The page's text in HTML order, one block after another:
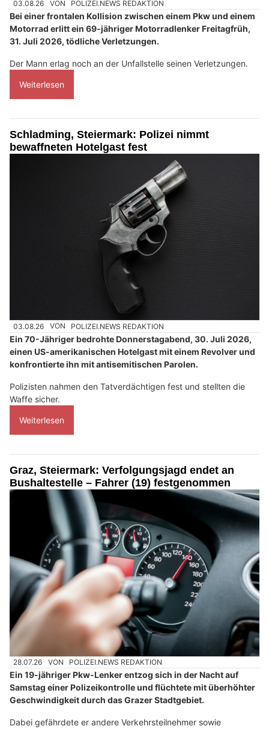
03.08.26 VON POLIZEI.NEWS REDAKTION
Bei einer frontalen Kollision zwischen einem Pkw und einem
Motorrad erlitt ein 69-jähriger Motorradlenker Freitagfrüh,
31. Juli 2026, tödliche Verletzungen.
Der Mann erlag noch an der Unfallstelle seinen Verletzungen.
Weiterlesen
Schladming, Steiermark: Polizei nimmt
bewaffneten Hotelgast fest
03.08.26 VON POLIZEI.NEWS REDAKTION
Ein 70-Jähriger bedrohte Donnerstagabend, 30. Juli 2026,
einen US-amerikanischen Hotelgast mit einem Revolver und
konfrontierte ihn mit antisemitischen Parolen.
Polizisten nahmen den Tatverdächtigen fest und stellten die
Waffe sicher.
Weiterlesen
Graz, Steiermark: Verfolgungsjagd endet an
Bushaltestelle – Fahrer (19) festgenommen
28.07.26 VON POLIZEI.NEWS REDAKTION
Ein 19-jähriger Pkw-Lenker entzog sich in der Nacht auf
Samstag einer Polizeikontrolle und flüchtete mit überhöhter
Geschwindigkeit durch das Grazer Stadtgebiet.
Dabei gefährdete er andere Verkehrsteilnehmer sowie